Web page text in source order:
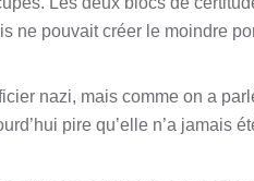
ne pouvait créer le moindre
nazi, mais comme on a
pire qu’elle n’a jamais